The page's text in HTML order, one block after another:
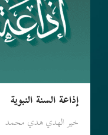
إذاعة السنة النبوية
خير الهدي هدي محمد